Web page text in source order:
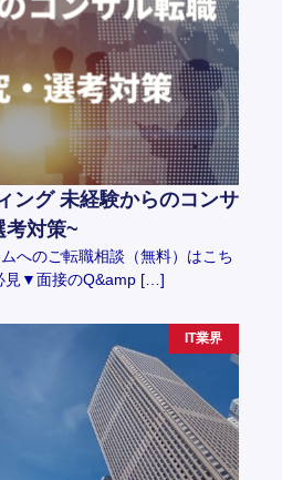
ング 未経験からのコンサ
考対策~
へのご転職相談（無料）はこち
見▼面接のQ&amp […]
IT業界